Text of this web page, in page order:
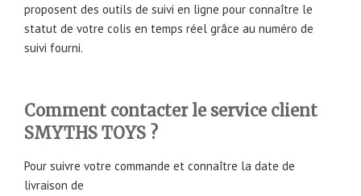
proposent des outils de suivi en ligne pour connaître le
statut de votre colis en temps réel grâce au numéro de
suivi fourni.
Comment contacter le service client
SMYTHS TOYS ?
Pour suivre votre commande et connaître la date de
livraison de